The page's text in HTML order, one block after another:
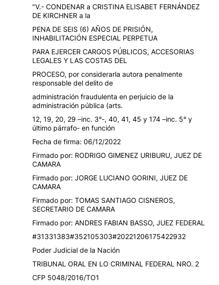
"V.- CONDENAR a CRISTINA ELISABET FERNÁNDEZ
DE KIRCHNER a la
PENA DE SEIS (6) AÑOS DE PRISIÓN,
INHABILITACIÓN ESPECIAL PERPETUA
PARA EJERCER CARGOS PÚBLICOS, ACCESORIAS
LEGALES Y LAS COSTAS DEL
PROCESO, por considerarla autora penalmente
responsable del delito de
administración fraudulenta en perjuicio de la
administración pública (arts.
12, 19, 20, 29 –inc. 3°-, 40, 41, 45 y 174 –inc. 5° y
último párrafo- en función
Fecha de firma: 06/12/2022
Firmado por: RODRIGO GIMENEZ URIBURU, JUEZ DE
CAMARA
Firmado por: JORGE LUCIANO GORINI, JUEZ DE
CAMARA
Firmado por: TOMAS SANTIAGO CISNEROS,
SECRETARIO DE CAMARA
Firmado por: ANDRES FABIAN BASSO, JUEZ FEDERAL
#31331383#352105303#20221206175422932
Poder Judicial de la Nación
TRIBUNAL ORAL EN LO CRIMINAL FEDERAL NRO. 2
CFP 5048/2016/TO1